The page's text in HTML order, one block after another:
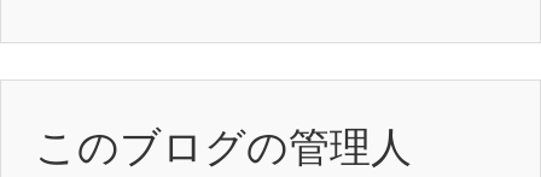
このブログの管理人